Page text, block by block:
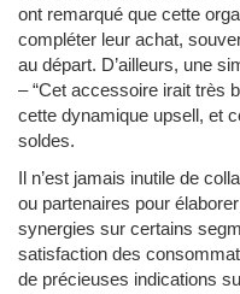
ont remarqué que cette
compléter leur achat,
au départ. D’ailleurs, une
– “Cet accessoire irait très
cette dynamique upsell, et
soldes.
Il n’est jamais inutile de
ou partenaires pour
synergies sur certains
satisfaction des
de précieuses indications